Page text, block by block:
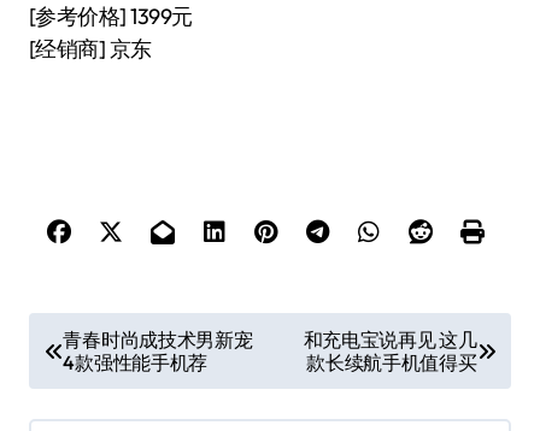
[参考价格] 1399元
[经销商] 京东
章
导
青春时尚成技术男新宠
4款强性能手机荐
和充电宝说再见 这几
款长续航手机值得买